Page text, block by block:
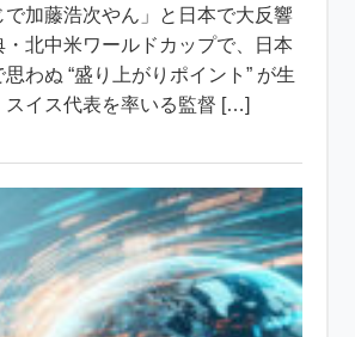
で加藤浩次やん」と日本で大反響
北中米ワールドカップで、日本
わぬ “盛り上がりポイント” が生
スイス代表を率いる監督 […]